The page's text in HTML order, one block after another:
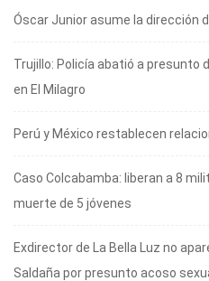
Óscar Junior asume la dirección
Trujillo: Policía abatió a
en El Milagro
Perú y México restablecen
Caso Colcabamba: liberan a 8
muerte de 5 jóvenes
Exdirector de La Bella Luz no
Saldaña por presunto acoso